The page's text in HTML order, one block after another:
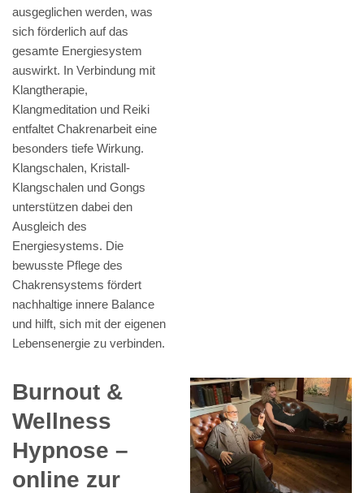
ausgeglichen werden, was
sich förderlich auf das
gesamte Energiesystem
auswirkt. In Verbindung mit
Klangtherapie,
Klangmeditation und Reiki
entfaltet Chakrenarbeit eine
besonders tiefe Wirkung.
Klangschalen, Kristall-
Klangschalen und Gongs
unterstützen dabei den
Ausgleich des
Energiesystems. Die
bewusste Pflege des
Chakrensystems fördert
nachhaltige innere Balance
und hilft, sich mit der eigenen
Lebensenergie zu verbinden.
Burnout &
Wellness
Hypnose –
online zur